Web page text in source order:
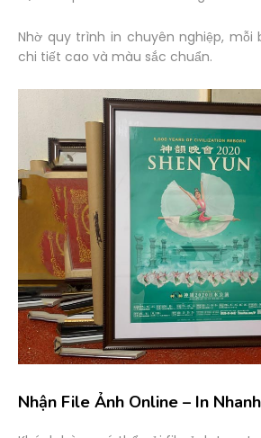
Nhờ quy trình in chuyên nghiệp, mỗi
chi tiết cao và màu sắc chuẩn.
Nhận File Ảnh Online – In